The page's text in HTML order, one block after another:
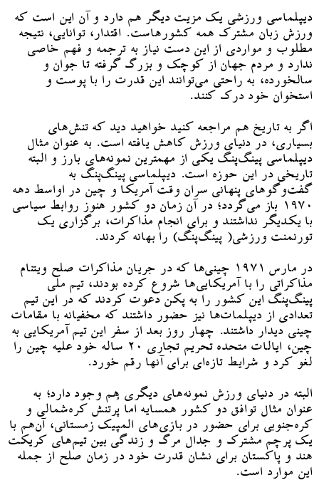
دیپلماسی ورزشی یک مزیت دیگر هم دارد و آن این است که
ورزش زبان مشترک همه کشورهاست. اقتدار، توانایی، نتیجه
مطلوب و مواردی از این دست نیاز به ترجمه و فهم خاصی
ندارد و مردم جهان از کوچک و بزرگ گرفته تا جوان و
سالخورده، به راحتی می‌توانند این قدرت را با پوست و
استخوان خود درک کنند.
اگر به تاریخ هم مراجعه کنید خواهید دید که تنش‌های
بسیاری، در دنیای ورزش کاهش یافته است. به عنوان مثال
دیپلماسی پینگ‌پنگ یکی از مهمترین نمونه‌های بارز و البته
تاریخی در این حوزه است. دیپلماسی پینگ‌پنگ به
گفت‌وگوهای پنهانی سران وقت آمریکا و چین در اواسط دهه
۱۹۷۰ باز می‌گردد؛ در آن زمان دو کشور هنوز روابط سیاسی
با یکدیگر نداشتند و برای انجام مذاکرات، برگزاری یک
تورنمنت ورزشی( پینگ‌پنگ) را بهانه کردند.
در مارس ۱۹۷۱ چینی‌ها که در جریان مذاکرات صلح ویتنام
مذاکراتی را با آمریکایی‌ها شروع کرده بودند، تیم ملی
پینگ‌پنگ این کشور را به پکن دعوت کردند که در این تیم
تعدادی از دیپلمات‌ها نیز حضور داشتند که مخفیانه با مقامات
چینی دیدار داشتند. چهار روز بعد از سفر این تیم آمریکایی به
چین، ایالات متحده تحریم تجاری ۲۰ ساله خود علیه چین را
لغو کرد و شرایط تازه‌ای برای آنها رقم خورد.
البته در دنیای ورزش نمونه‌های دیگری هم وجود دارد؛ به
عنوان مثال توافق دو کشور همسایه اما پُرتنش کره‌شمالی و
کره‌جنوبی برای حضور در بازی‌های المپیک زمستانی، آن‌هم با
یک پرچم مشترک و جدال مرگ و زندگی بین تیم‌های کریکت
هند و پاکستان برای نشان قدرت خود در زمان صلح از جمله
این موارد است.